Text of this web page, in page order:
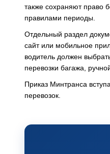
также сохраняют право
правилами периоды.
Отдельный раздел
сайт или мобильное
водитель должен
перевозки багажа,
Приказ Минтранса
перевозок.